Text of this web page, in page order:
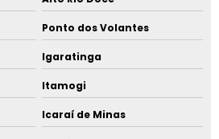
Ponto dos Volantes
Igaratinga
Itamogi
Icaraí de Minas